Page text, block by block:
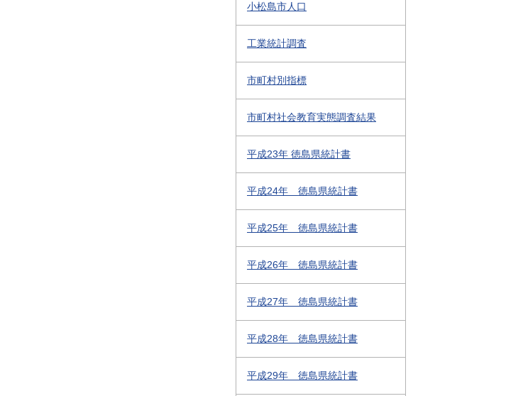
小松島市人口
工業統計調査
市町村別指標
市町村社会教育実態調査結果
平成23年 徳島県統計書
平成24年 徳島県統計書
平成25年 徳島県統計書
平成26年 徳島県統計書
平成27年 徳島県統計書
平成28年 徳島県統計書
平成29年 徳島県統計書